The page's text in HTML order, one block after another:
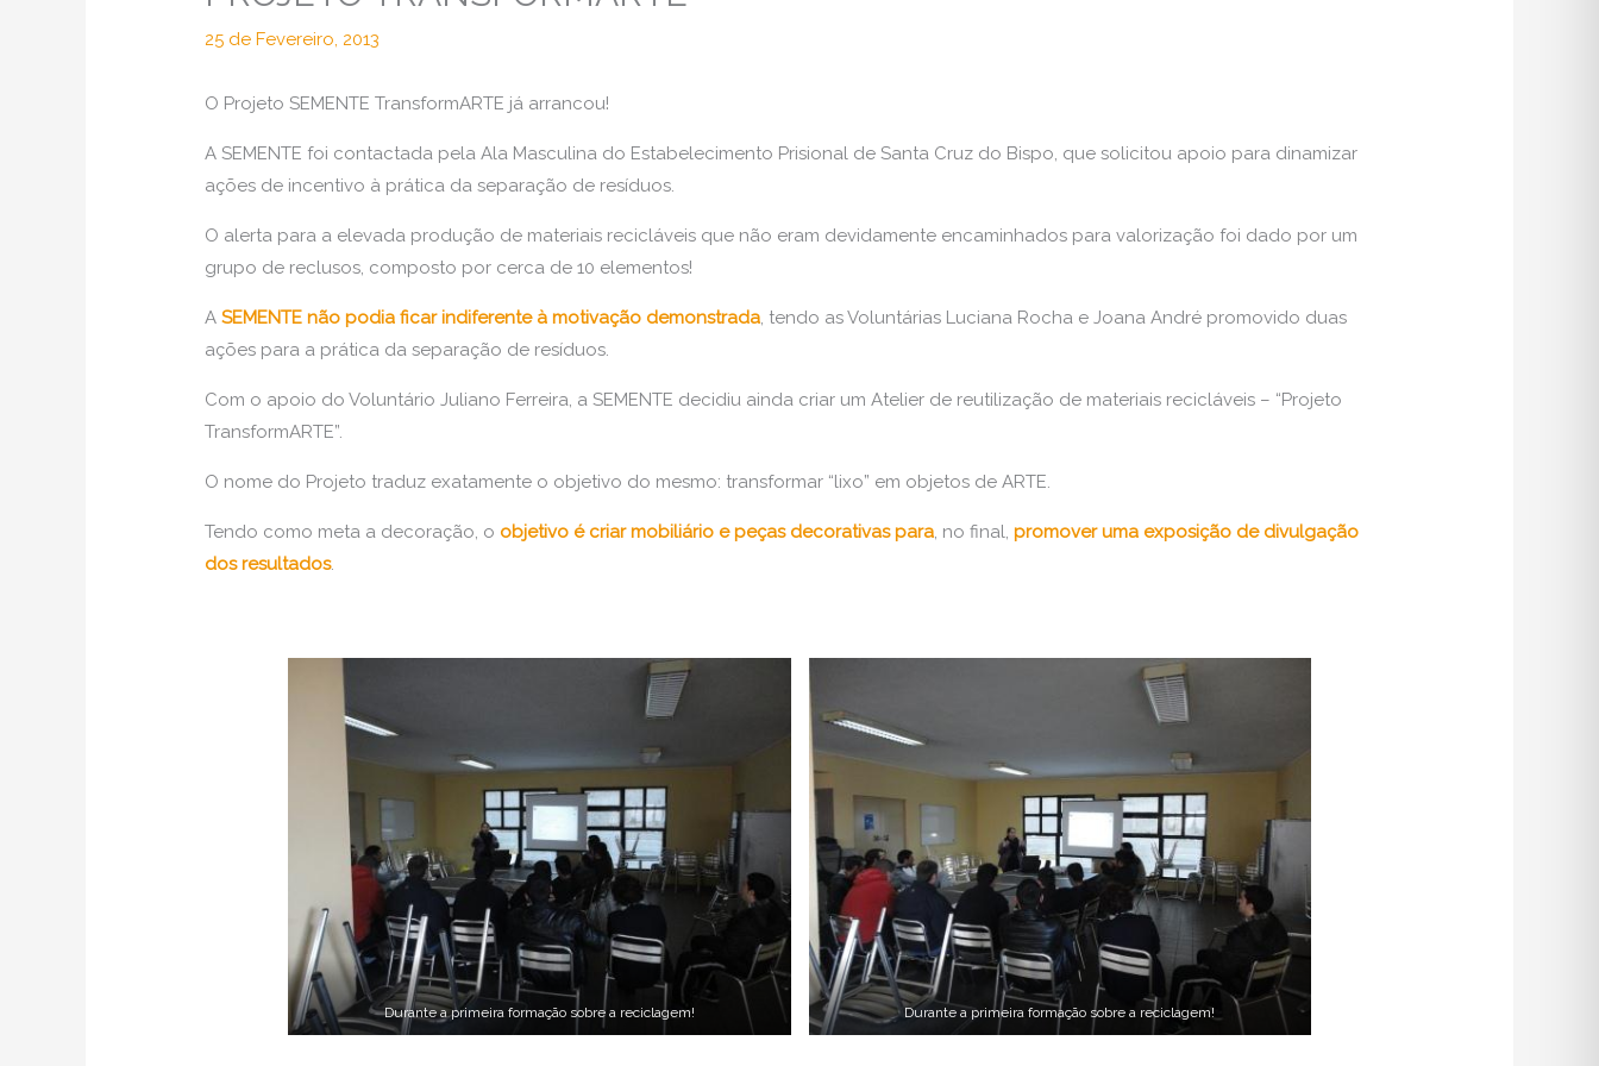
25 de Fevereiro, 2013
O Projeto SEMENTE TransformARTE já arrancou!
A SEMENTE foi contactada pela Ala Masculina do Estabelecimento Prisional de Santa Cruz do Bispo, que solicitou apoio para dinamizar
ações de incentivo à prática da separação de resíduos.
O alerta para a elevada produção de materiais recicláveis que não eram devidamente encaminhados para valorização foi dado por um
grupo de reclusos, composto por cerca de 10 elementos!
A SEMENTE não podia ficar indiferente à motivação demonstrada, tendo as Voluntárias Luciana Rocha e Joana André promovido duas
ações para a prática da separação de resíduos.
Com o apoio do Voluntário Juliano Ferreira, a SEMENTE decidiu ainda criar um Atelier de reutilização de materiais recicláveis – “Projeto
TransformARTE”.
O nome do Projeto traduz exatamente o objetivo do mesmo: transformar “lixo” em objetos de ARTE.
Tendo como meta a decoração, o objetivo é criar mobiliário e peças decorativas para, no final,promover uma exposição de divulgação
dos resultados.
Durante a primeira formação sobre a reciclagem! Durante a primeira formação sobre a reciclagem!